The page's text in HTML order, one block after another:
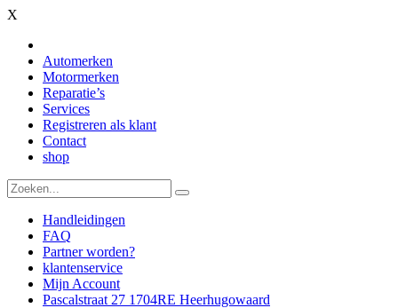
X
Automerken
Motormerken
Reparatie’s
Services
Registreren als klant
Contact
shop
Handleidingen
FAQ
Partner worden?
klantenservice
Mijn Account
Pascalstraat 27 1704RE Heerhugowaard